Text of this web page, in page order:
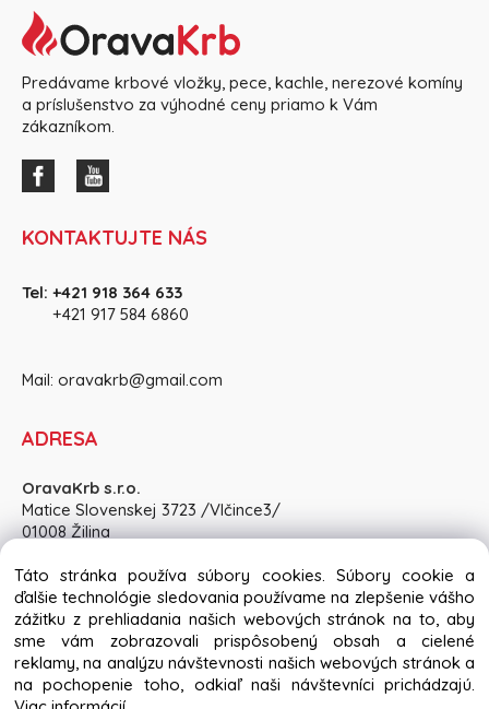
Predávame krbové vložky, pece, kachle, nerezové komíny
a príslušenstvo za výhodné ceny priamo k Vám
zákazníkom.
KONTAKTUJTE NÁS
Tel: +421 918 364 633
+421 917 584 6860
Mail: oravakrb@gmail.com
ADRESA
OravaKrb s.r.o.
Matice Slovenskej 3723 /Vlčince3/
01008 Žilina
Pon-Pia: 8:30 - 15:00, So: po dohode
Copyright © 2024 oravakrb.sk, All rights reserved
Táto stránka používa súbory cookies. Súbory cookie a
ďalšie technológie sledovania používame na zlepšenie vášho
zážitku z prehliadania našich webových stránok na to, aby
sme vám zobrazovali prispôsobený obsah a cielené
reklamy, na analýzu návštevnosti našich webových stránok a
na pochopenie toho, odkiaľ naši návštevníci prichádzajú.